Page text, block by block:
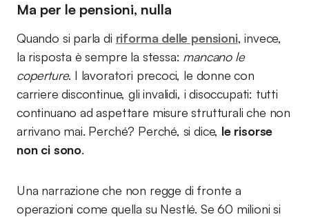
Ma per le pensioni, nulla
Quando si parla di riforma delle pensioni, invece,
la risposta è sempre la stessa: mancano le
coperture. I lavoratori precoci, le donne con
carriere discontinue, gli invalidi, i disoccupati: tutti
continuano ad aspettare misure strutturali che non
arrivano mai. Perché? Perché, si dice, le risorse
non ci sono.
Una narrazione che non regge di fronte a
operazioni come quella su Nestlé. Se 60 milioni si